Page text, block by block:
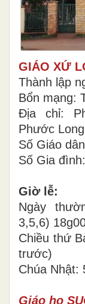
GIÁO XỨ
Thành lập
Bổn mạng:
Địa chỉ:
Phước
Số Giáo
Số Gia
Giờ lễ:
Ngày
3,5,6)
Chiều thứ
trước)
Chúa Nhật:
Giáo họ